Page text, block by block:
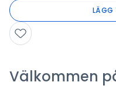
LÄGG
Välkommen